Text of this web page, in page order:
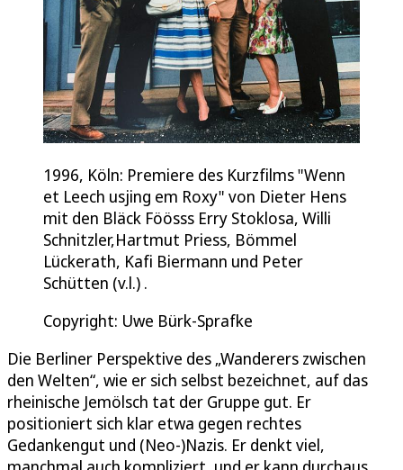
1996, Köln: Premiere des Kurzfilms "Wenn
et Leech usjing em Roxy" von Dieter Hens
mit den Bläck Föösss Erry Stoklosa, Willi
Schnitzler,Hartmut Priess, Bömmel
Lückerath, Kafi Biermann und Peter
Schütten (v.l.) .
Copyright: Uwe Bürk-Sprafke
Die Berliner Perspektive des „Wanderers zwischen
den Welten“, wie er sich selbst bezeichnet, auf das
rheinische Jemölsch tat der Gruppe gut. Er
positioniert sich klar etwa gegen rechtes
Gedankengut und (Neo-)Nazis. Er denkt viel,